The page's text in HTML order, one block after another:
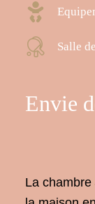
Salle
Envie
La